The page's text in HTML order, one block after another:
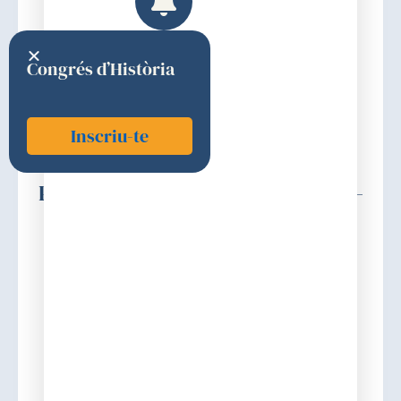
Pascual i Busquets, Pompeu (1930-
Congrés d’Història
Inscriu-te